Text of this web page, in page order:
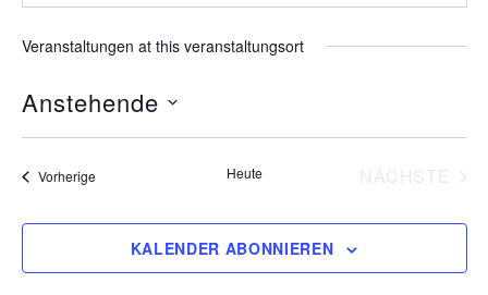
Veranstaltungen at this veranstaltungsort
Anstehende
D
u
VorherigeVeranstaltungen Heute
KALENDER ABONNIEREN